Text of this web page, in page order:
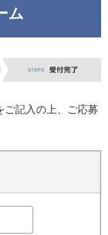
ム
ご記入の上、ご応募